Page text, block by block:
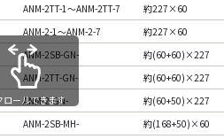
ANM-2TT-1～ANM-2TT-7
約227×60
ANM-2-1～ANM-2-7
約227×60
ANM-2SB-GN-
約(60+60)×227
ANM-2TT-GN-
約(60+60)×227
ANM-2-GN-
約(60+50)×227
ANM-2SB-MH-
約(168+50)×60
ロールできます